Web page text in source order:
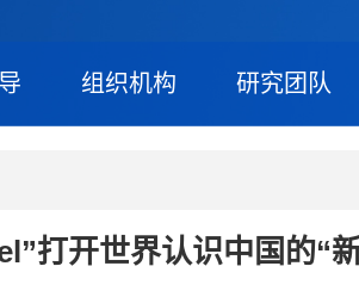
组织机构 研究团队
打开世界认识中国的“